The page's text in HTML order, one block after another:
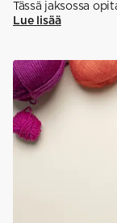
Tässä jaksossa
Lue lisää